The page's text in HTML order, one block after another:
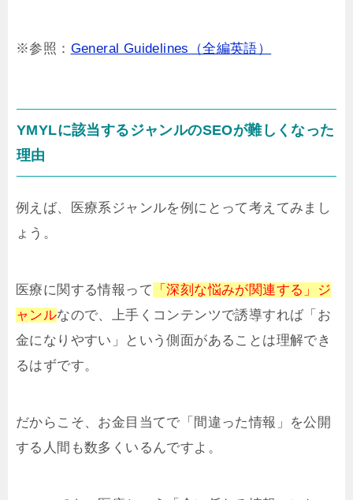
※参照： General Guidelines（全編英語）
YMYLに該当するジャンルのSEOが難しくなった
理由
例えば、医療系ジャンルを例にとって考えてみまし
ょう。
医療に関する情報って
「深刻な悩みが関連する」ジ
ャンルなので、上手くコンテンツで誘導すれば「お
金になりやすい」という側面があることは理解でき
るはずです。
だからこそ、お金目当てで「間違った情報」を公開
する人間も数多くいるんですよ。